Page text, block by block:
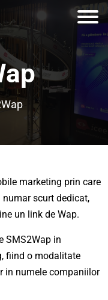
marketing prin care
scurt dedicat,
un link de Wap.
SMS2Wap in
fiind o modalitate
in numele companiilor